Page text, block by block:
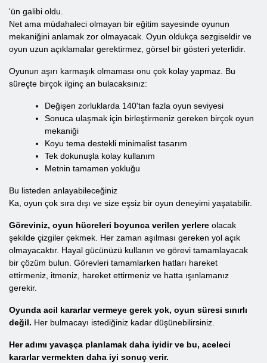
'ün galibi oldu.
Net ama müdahaleci olmayan bir eğitim sayesinde oyunun
mekaniğini anlamak zor olmayacak. Oyun oldukça sezgiseldir ve
oyun uzun açıklamalar gerektirmez, görsel bir gösteri yeterlidir.
Oyunun aşırı karmaşık olmaması onu çok kolay yapmaz. Bu
süreçte birçok ilginç an bulacaksınız:
Değişen zorluklarda 140'tan fazla oyun seviyesi
Sonuca ulaşmak için birleştirmeniz gereken birçok oyun
mekaniği
Koyu tema destekli minimalist tasarım
Tek dokunuşla kolay kullanım
Metnin tamamen yokluğu
Bu listeden anlayabileceğiniz
Ka, oyun çok sıra dışı ve size eşsiz bir oyun deneyimi yaşatabilir.
Göreviniz, oyun hücreleri boyunca verilen yerlere olacak
şekilde çizgiler çekmek. Her zaman aşılması gereken yol açık
olmayacaktır. Hayal gücünüzü kullanın ve görevi tamamlayacak
bir çözüm bulun. Görevleri tamamlarken hatları hareket
ettirmeniz, itmeniz, hareket ettirmeniz ve hatta ışınlamanız
gerekir.
Oyunda acil kararlar vermeye gerek yok, oyun süresi sınırlı
değil. Her bulmacayı istediğiniz kadar düşünebilirsiniz.
Her adımı yavaşça planlamak daha iyidir ve bu, aceleci
kararlar vermekten daha iyi sonuç verir.